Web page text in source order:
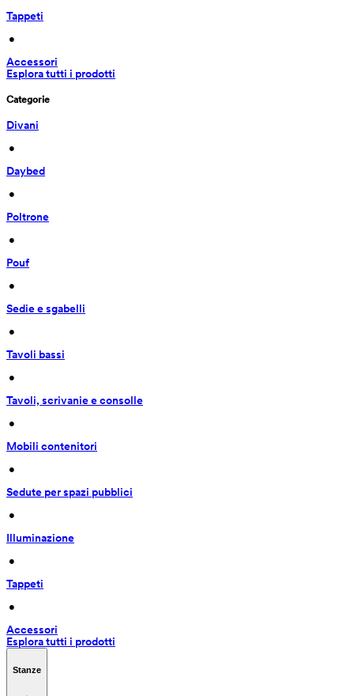
Tappeti
•
Accessori
Esplora tutti i prodotti
Categorie
Divani
•
Daybed
•
Poltrone
•
Pouf
•
Sedie e sgabelli
•
Tavoli bassi
•
Tavoli, scrivanie e consolle
•
Mobili contenitori
•
Sedute per spazi pubblici
•
Illuminazione
•
Tappeti
•
Accessori
Esplora tutti i prodotti
Stanze